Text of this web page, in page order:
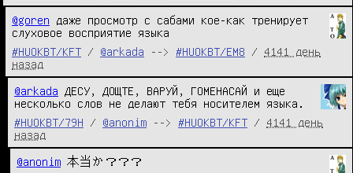
@goren даже просмотр с сабами кое-как тренирует
слуховое восприятие языка
#HUOKBT/KFT
/ @arkada --> #HUOKBT/EM8 / 4141 день
назад
@arkada ДЕСУ, ДОЩТЕ, ВАРУЙ, ГОМЕНАСАЙ и еще
несколько слов не делают тебя носителем языка.
#HUOKBT/79H
/ @anonim --> #HUOKBT/KFT / 4141 день
назад
@anonim 本当か？？？